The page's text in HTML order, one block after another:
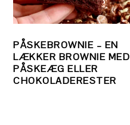
PÅSKEBROWNIE – EN
LÆKKER BROWNIE MED
PÅSKEÆG ELLER
CHOKOLADERESTER